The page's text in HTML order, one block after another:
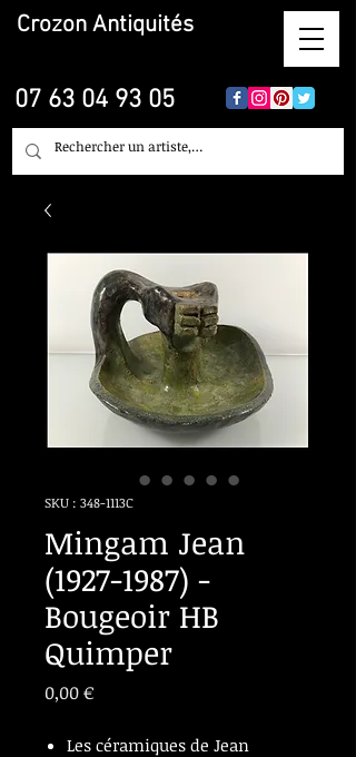
Crozon Antiquités
07 63 04 93 05
SKU : 348-1113C
Mingam Jean
(1927-1987) -
Bougeoir HB
Quimper
0,00 €Prix
Les céramiques de Jean